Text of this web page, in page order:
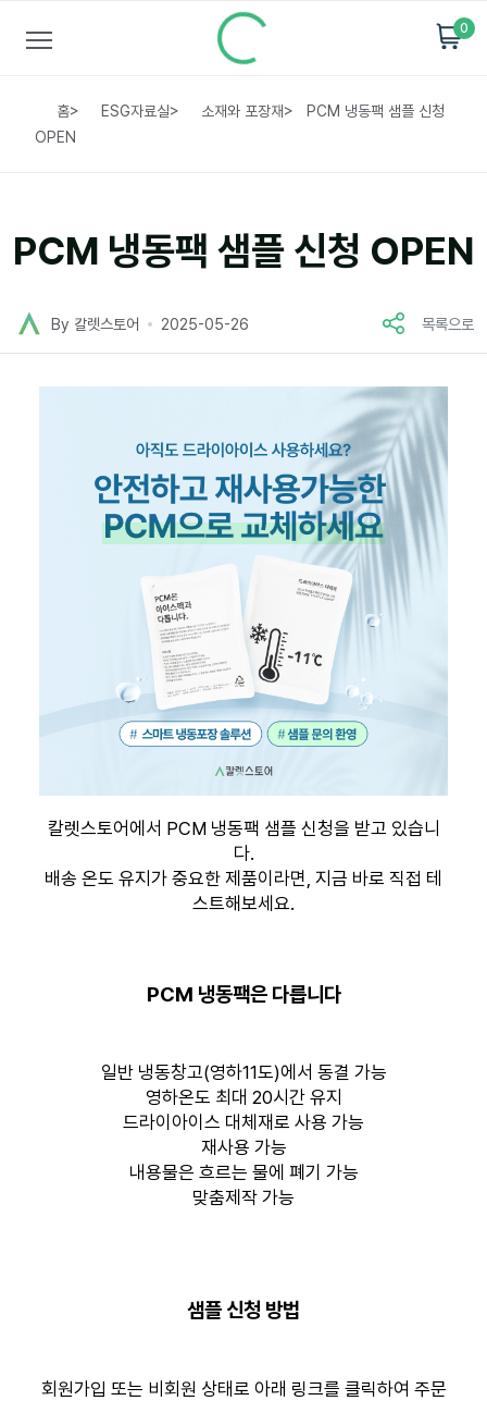
0
홈> ESG자료실> 소재와 포장재>
PCM 냉동팩 샘플 신청
OPEN
PCM 냉동팩 샘플 신청 OPEN
By 칼렛스토어 2025-05-26 목록으로
칼렛스토어에서 PCM 냉동팩 샘플 신청을 받고 있습니
다.
배송 온도 유지가 중요한 제품이라면, 지금 바로 직접 테
스트해보세요.
PCM 냉동팩은 다릅니다
일반 냉동창고(영하11도)에서 동결 가능
영하온도 최대 20시간 유지
드라이아이스 대체재로 사용 가능
재사용 가능
내용물은 흐르는 물에 폐기 가능
맞춤제작 가능
샘플 신청 방법
회원가입 또는 비회원 상태로 아래 링크를 클릭하여 주문